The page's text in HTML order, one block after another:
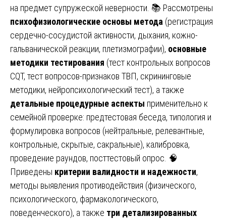
на предмет супружеской неверности. 📚 Рассмотрены
психофизиологические основы метода (регистрация
сердечно-сосудистой активности, дыхания, кожно-
гальванической реакции, плетизмографии), основные
методики тестирования (тест контрольных вопросов
CQT, тест вопросов-признаков ТВП, скрининговые
методики, нейропсихологический тест), а также
детальные процедурные аспекты применительно к
семейной проверке: предтестовая беседа, типология и
формулировка вопросов (нейтральные, релевантные,
контрольные, скрытые, сакральные), калибровка,
проведение раундов, посттестовый опрос. 🧠
Приведены критерии валидности и надежности,
методы выявления противодействия (физического,
психологического, фармакологического,
поведенческого), а также три детализированных